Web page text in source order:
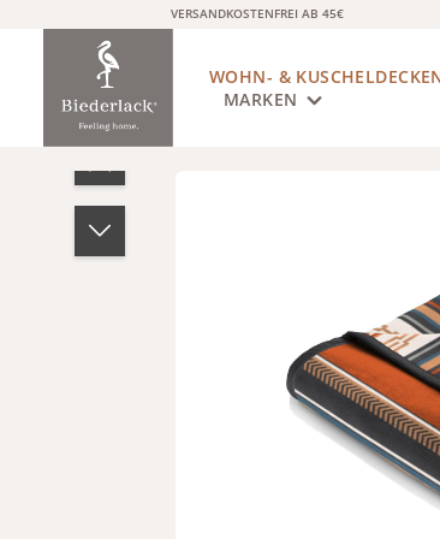
Zur Hauptnavigation springen
VERSANDKOSTENFREI AB 45€
MARKEN
Bildergalerie überspringen